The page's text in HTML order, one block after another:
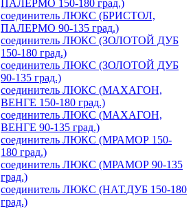
ПАЛЕРМО 150-180 град.)
соединитель ЛЮКС (БРИСТОЛ,
ПАЛЕРМО 90-135 град.)
соединитель ЛЮКС (ЗОЛОТОЙ ДУБ
150-180 град.)
соединитель ЛЮКС (ЗОЛОТОЙ ДУБ
90-135 град.)
соединитель ЛЮКС (МАХАГОН,
ВЕНГЕ 150-180 град.)
соединитель ЛЮКС (МАХАГОН,
ВЕНГЕ 90-135 град.)
соединитель ЛЮКС (МРАМОР 150-
180 град.)
соединитель ЛЮКС (МРАМОР 90-135
град.)
соединитель ЛЮКС (НАТ.ДУБ 150-180
град.)